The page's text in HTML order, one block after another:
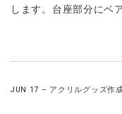
します。台座部分にベ
JUN 17 – アクリルグッズ作